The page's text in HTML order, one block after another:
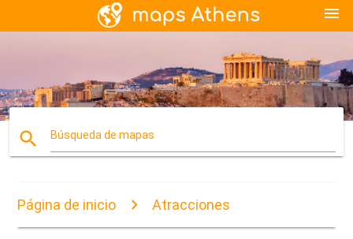
menu
search Búsqueda de mapas
Página de inicio Atracciones